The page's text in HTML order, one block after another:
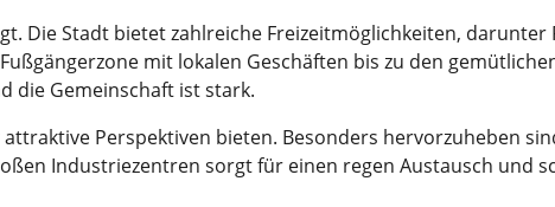
Die Stadt bietet zahlreiche Freizeitmöglichkeiten, darunter
mit lokalen Geschäften bis zu den
die Gemeinschaft ist stark.
Perspektiven bieten. Besonders hervorzuheben
Industriezentren sorgt für einen regen Austausch und